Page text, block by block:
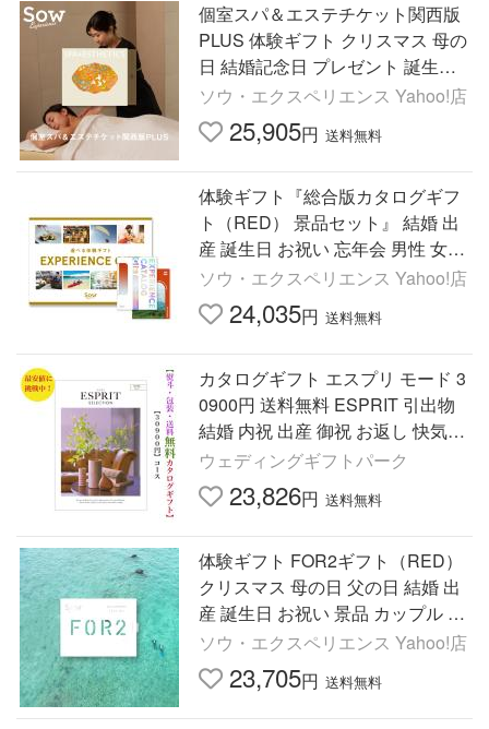
個室スパ＆エステチケット関西版
PLUS 体験ギフト クリスマス 母の
日 結婚記念日 プレゼント 誕生日
エステ券 ソウ・エクスペリエンス
SOW EXPERIENCE
ソウ・エクスペリエンス Yahoo!店
25,905円 送料無料
体験ギフト『総合版カタログギフ
ト（RED） 景品セット』 結婚 出
産 誕生日 お祝い 忘年会 男性 女性
彼氏 彼女 父親 母親 ソウ・エクス
ペリエンス
ソウ・エクスペリエンス Yahoo!店
24,035円 送料無料
カタログギフト エスプリ モード 3
0900円 送料無料 ESPRIT 引出物
結婚 内祝 出産 御祝 お返し 快気祝
新築祝 法事 香典返し ギフト 安い
割引 3万円 爆買
ウェディングギフトパーク
23,826円 送料無料
体験ギフト FOR2ギフト（RED）
クリスマス 母の日 父の日 結婚 出
産 誕生日 お祝い 景品 カップル プ
レゼント ギフト ソウ・エクスペリ
エンス SOW EXPERIENCE
ソウ・エクスペリエンス Yahoo!店
23,705円 送料無料